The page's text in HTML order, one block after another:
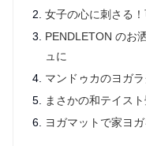
女子の心に刺さる
PENDLETON のお
ュに
マンドゥカのヨガ
まさかの和テイス
ヨガマットで家ヨ